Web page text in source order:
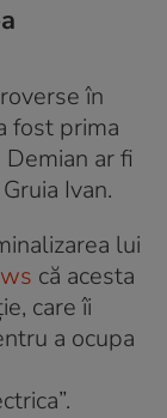
în
fost prima
ar fi
Ivan.
lui
că acesta
care îi
a ocupa